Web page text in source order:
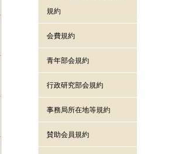
規約
会費規約
青年部会規約
行政研究部会規約
事務局所在地等規約
賛助会員規約